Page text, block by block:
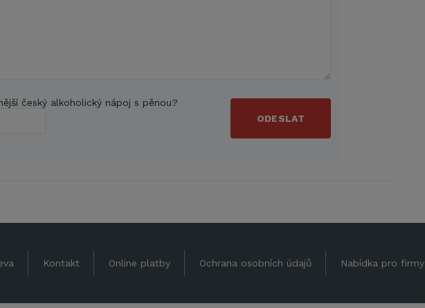
český alkoholický nápoj s pěnou?
ODESLAT
Kontakt Online platby Ochrana osobních údajů Nabídka pro firmy